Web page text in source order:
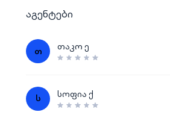
აგენტები
თ თაკო ე
ს სოფია ქ